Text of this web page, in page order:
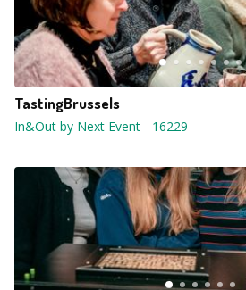
TastingBrussels
In&Out by Next Event - 16229